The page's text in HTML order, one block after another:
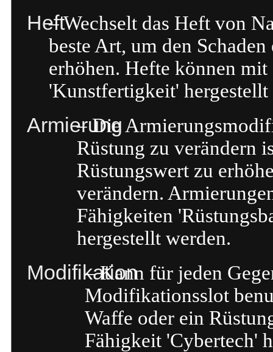
Heft– Wechselt das Heft von
beste Art, um den
erhöhen. Hefte können
'Kunstfertigkeit' hergestellt
Armierung
– Die
Rüstung zu verändern
Rüstungswert zu
verändern.
Fähigkeiten
hergestellt werden.
Modifikation– Kann für jeden
Modifikationsslot
Waffe oder ein
Fähigkeit 'Cybertech'